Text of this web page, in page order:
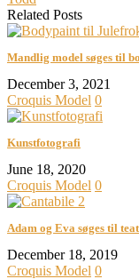
Related Posts
Mandlig model søges til
December 3, 2021
Croquis Model 0
Kunstfotografi
June 18, 2020
Croquis Model 0
Adam og Eva søges til
December 18, 2019
Croquis Model 0